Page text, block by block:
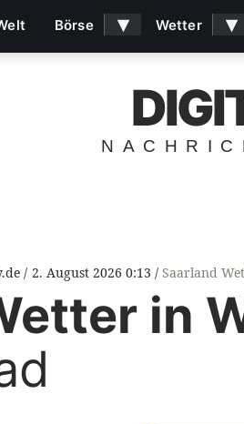
2. August 2026 0:13 Saarland
in
Börse ▾ Wetter ▾